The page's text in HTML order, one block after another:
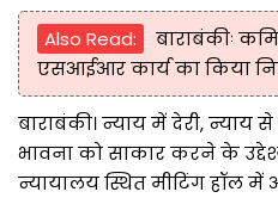
Also Read:
बाराबंकीः
एसआईआर कार्य का किया
बाराबंकी। न्याय में देरी,
भावना को साकार करने के
न्यायालय स्थित मीटिंग हॉल में